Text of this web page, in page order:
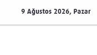
9 Ağustos 2026, Pazar